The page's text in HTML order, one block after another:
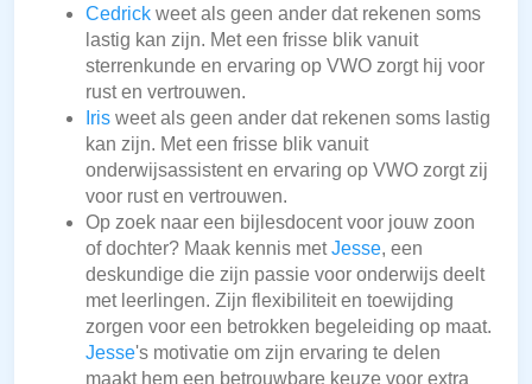
Cedrick weet als geen ander dat rekenen soms
lastig kan zijn. Met een frisse blik vanuit
sterrenkunde en ervaring op VWO zorgt hij voor
rust en vertrouwen.
Iris weet als geen ander dat rekenen soms lastig
kan zijn. Met een frisse blik vanuit
onderwijsassistent en ervaring op VWO zorgt zij
voor rust en vertrouwen.
Op zoek naar een bijlesdocent voor jouw zoon
of dochter? Maak kennis metJesse, een
deskundige die zijn passie voor onderwijs deelt
met leerlingen. Zijn flexibiliteit en toewijding
zorgen voor een betrokken begeleiding op maat.
Jesse's motivatie om zijn ervaring te delen
maakt hem een betrouwbare keuze voor extra